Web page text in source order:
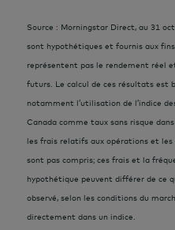
Source : Morningstar Direct, au 31
sont hypothétiques et fournis aux
représentent pas le rendement réel
futurs. Le calcul de ces résultats est
notamment l’utilisation de l’indice
Canada comme taux sans risque
les frais relatifs aux opérations et
sont pas compris; ces frais et la
hypothétique peuvent différer de ce
observé, selon les conditions du
directement dans un indice.